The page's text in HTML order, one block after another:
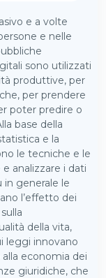
e a volte
e nelle
sono utilizzati
produttive, per
per prendere
poter predire o
base della
e la
le tecniche e le
analizzare i dati
in generale le
l’effetto dei
della vita,
leggi innovano
economia dei
giuridiche, che